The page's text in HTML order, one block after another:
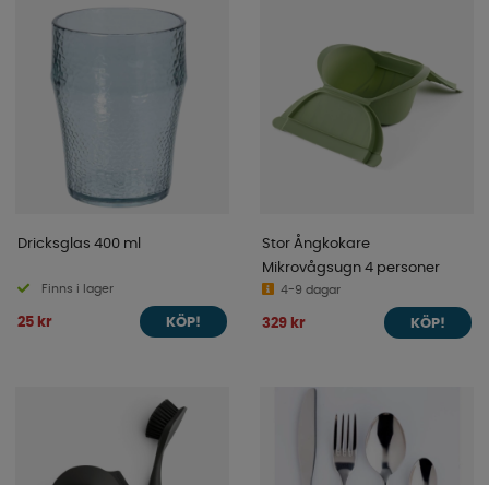
Dricksglas 400 ml
Finns i lager
25 kr KÖP!
Stor Ångkokare
Mikrovågsugn 4 personer
4-9 dagar
329 kr KÖP!